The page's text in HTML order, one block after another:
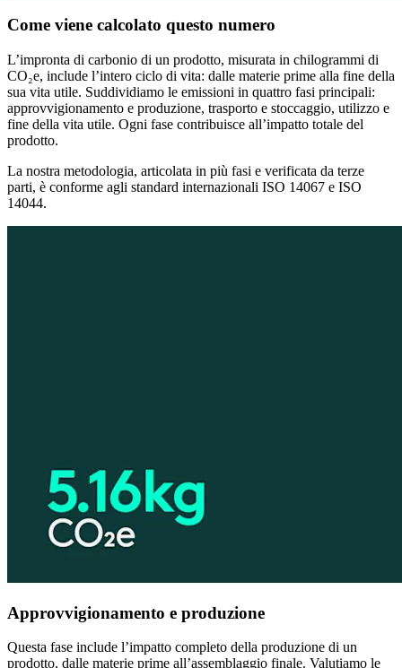
Come viene calcolato questo numero
L’impronta di carbonio di un prodotto, misurata in chilogrammi di
CO₂e, include l’intero ciclo di vita: dalle materie prime alla fine della
sua vita utile. Suddividiamo le emissioni in quattro fasi principali:
approvvigionamento e produzione, trasporto e stoccaggio, utilizzo e
fine della vita utile. Ogni fase contribuisce all’impatto totale del
prodotto.
La nostra metodologia, articolata in più fasi e verificata da terze
parti, è conforme agli standard internazionali ISO 14067 e ISO
14044.
Approvvigionamento e produzione
Questa fase include l’impatto completo della produzione di un
prodotto, dalle materie prime all’assemblaggio finale. Valutiamo le